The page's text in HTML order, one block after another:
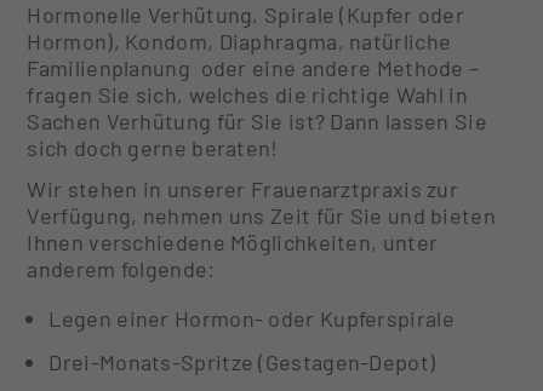
Hormonelle Verhütung, Spirale (Kupfer oder
Hormon), Kondom, Diaphragma, natürliche
Familienplanung oder eine andere Methode –
fragen Sie sich, welches die richtige Wahl in
Sachen Verhütung für Sie ist? Dann lassen Sie
sich doch gerne beraten!
Wir stehen in unserer Frauenarztpraxis zur
Verfügung, nehmen uns Zeit für Sie und bieten
Ihnen verschiedene Möglichkeiten, unter
anderem folgende:
Legen einer Hormon- oder Kupferspirale
Drei-Monats-Spritze (Gestagen-Depot)